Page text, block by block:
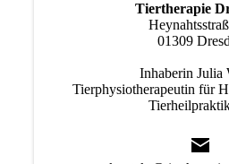
Tiertherapie
01309
Inhaberin Julia
Tierphysiotherapeutin für